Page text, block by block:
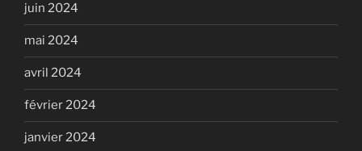
juin 2024
mai 2024
avril 2024
février 2024
janvier 2024